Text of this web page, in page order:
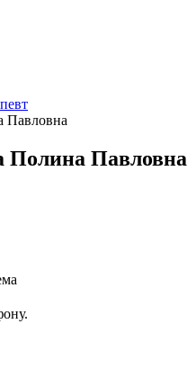
Павловна
Полина Павловна